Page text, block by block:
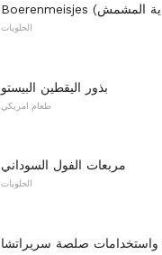
الحلويات
بذور اليقطين البيستو
طعام امريكي
مربعات الفول السوداني
الحلويات
واستخدامات صلصة سريراتشا